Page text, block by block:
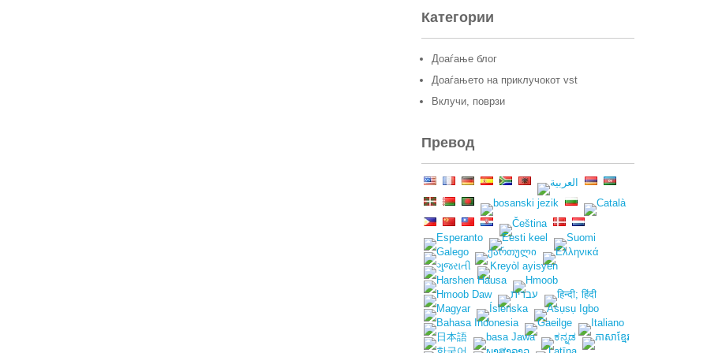
Категории
Доаѓање блог
Доаѓањето на приклучокот vst
Вклучи, поврзи
Превод